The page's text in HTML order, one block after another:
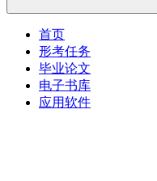
首页
形考任务
毕业论文
电子书库
应用软件